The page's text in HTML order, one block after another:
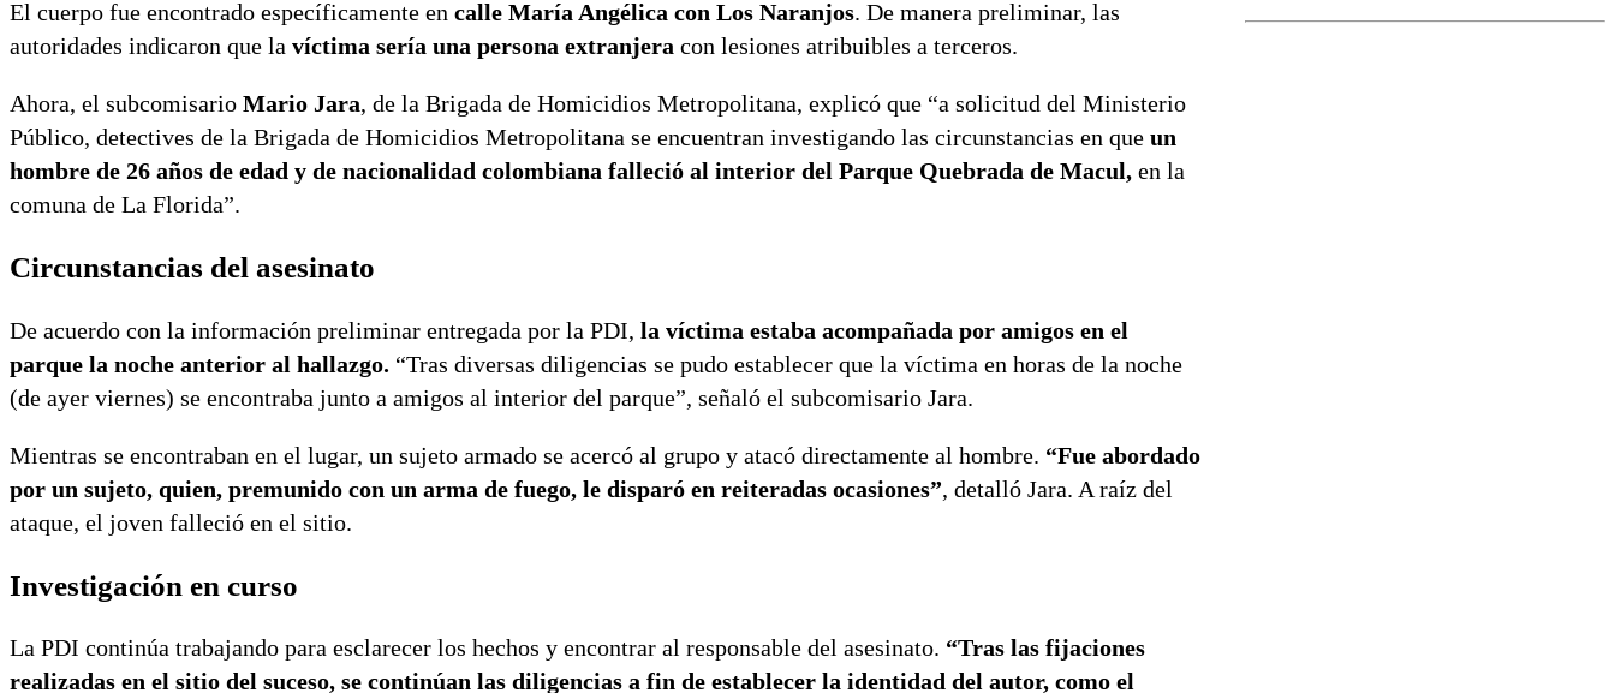
El cuerpo fue encontrado específicamente en calle María Angélica con Los Naranjos. De manera preliminar, las
autoridades indicaron que la víctima sería una persona extranjera con lesiones atribuibles a terceros.
Ahora, el subcomisario Mario Jara, de la Brigada de Homicidios Metropolitana, explicó que “a solicitud del Ministerio
Público, detectives de la Brigada de Homicidios Metropolitana se encuentran investigando las circunstancias en que un
hombre de 26 años de edad y de nacionalidad colombiana falleció al interior del Parque Quebrada de Macul, en la
comuna de La Florida”.
Circunstancias del asesinato
De acuerdo con la información preliminar entregada por la PDI, la víctima estaba acompañada por amigos en el
parque la noche anterior al hallazgo. “Tras diversas diligencias se pudo establecer que la víctima en horas de la noche
(de ayer viernes) se encontraba junto a amigos al interior del parque”, señaló el subcomisario Jara.
Mientras se encontraban en el lugar, un sujeto armado se acercó al grupo y atacó directamente al hombre. “Fue abordado
por un sujeto, quien, premunido con un arma de fuego, le disparó en reiteradas ocasiones”, detalló Jara. A raíz del
ataque, el joven falleció en el sitio.
Investigación en curso
La PDI continúa trabajando para esclarecer los hechos y encontrar al responsable del asesinato. “Tras las fijaciones
realizadas en el sitio del suceso, se continúan las diligencias a fin de establecer la identidad del autor, como el
el fin de la